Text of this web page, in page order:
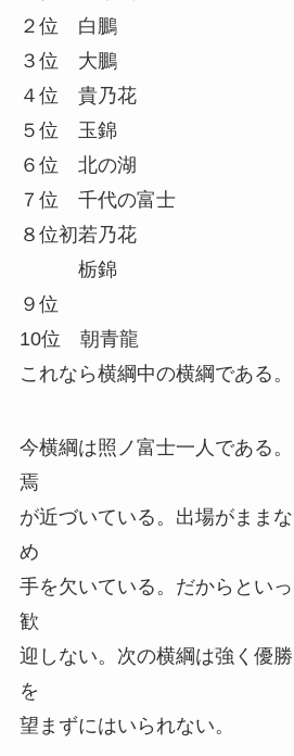
２位 白鵬
３位 大鵬
４位 貴乃花
５位 玉錦
６位 北の湖
７位 千代の富士
８位初若乃花
栃錦
９位
10位 朝青龍
これなら横綱中の横綱である。
今横綱は照ノ富士一人である
焉
が近づいている。出場がまま
め
手を欠いている。だからとい
歓
迎しない。次の横綱は強く優
を
望まずにはいられない。